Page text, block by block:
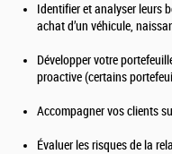
Identifier et analyser leurs
achat d’un véhicule,
Développer votre
proactive (certains
Accompagner vos clients
Évaluer les risques de la